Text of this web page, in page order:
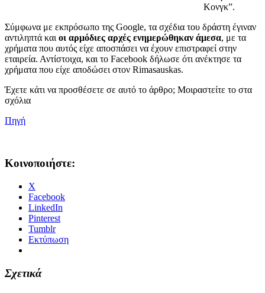
Κονγκ”.
Σύμφωνα με εκπρόσωπο της Google, τα σχέδια του δράστη έγιναν
αντιληπτά και οι αρμόδιες αρχές ενημερώθηκαν άμεσα, με τα
χρήματα που αυτός είχε αποσπάσει να έχουν επιστραφεί στην
εταιρεία. Αντίστοιχα, και το Facebook δήλωσε ότι ανέκτησε τα
χρήματα που είχε αποδώσει στον Rimasauskas.
Έχετε κάτι να προσθέσετε σε αυτό το άρθρο; Μοιραστείτε το στα
σχόλια
Πηγή
Κοινοποιήστε:
X
Facebook
LinkedIn
Pinterest
Tumblr
Εκτύπωση
Σχετικά